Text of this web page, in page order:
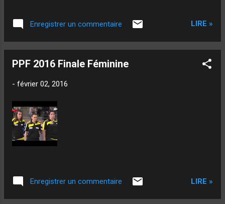
Enregistrer un commentaire LIRE »
PPF 2016 Finale Féminine
- février 02, 2016
Enregistrer un commentaire LIRE »